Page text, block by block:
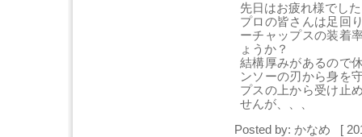
先日はお疲れ様でし
プロの皆さんは足回
ーチャップスの装着
ょうか？
結構厚みがあるので
ンソーの刃から身を
プスの上から受け止
せんが、、、
Posted by: かなめ [